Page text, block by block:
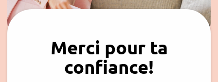
Merci pour ta
confiance!